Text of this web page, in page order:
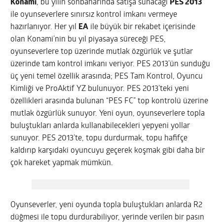
Konami, bu yılın sonbaharında satışa sunacağı PES 2013
ile oyunseverlere sınırsız kontrol imkanı vermeye
hazırlanıyor. Her yıl
EA ile büyük bir rekabet içerisinde
olan Konami’nin bu yıl piyasaya süreceği PES,
oyunseverlere top üzerinde mutlak özgürlük ve şutlar
üzerinde tam kontrol imkanı veriyor. PES 2013’ün sunduğu
üç yeni temel özellik arasında; PES Tam Kontrol, Oyuncu
Kimliği ve ProAktif YZ bulunuyor. PES 2013’teki yeni
özellikleri arasında bulunan “PES FC” top kontrolü üzerine
mutlak özgürlük sunuyor. Yeni oyun, oyunseverlere topla
buluştukları anlarda kullanabilecekleri yepyeni yollar
sunuyor. PES 2013’te, topu durdurmak, topu hafifçe
kaldırıp karşıdaki oyuncuyu geçerek koşmak gibi daha bir
çok hareket yapmak mümkün.
Oyunseverler, yeni oyunda topla buluştukları anlarda R2
düğmesi ile topu durdurabiliyor, yerinde verilen bir pasın